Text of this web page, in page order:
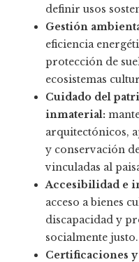
definir usos
Gestión
eficiencia
protección de
ecosistemas
Cuidado del
inmaterial:
arquitectónicos,
y conservación
vinculadas al
Accesibilidad e
acceso a bienes
discapacidad y
socialmente justo.
Certificaciones